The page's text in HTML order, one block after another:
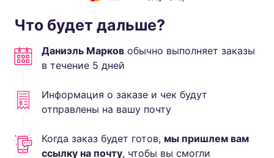
Что будет дальше?
Даниэль Марков обычно выполняет заказы
в течение 5 дней
Информация о заказе и чек будут
отправлены на вашу почту
Когда заказ будет готов, мы пришлем вам
ссылку на почту, чтобы вы смогли